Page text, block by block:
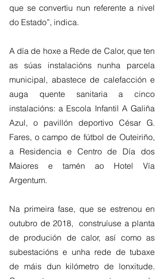
que se convertiu nun referente a nivel
do Estado”, indica.
A día de hoxe a Rede de Calor, que ten
as súas instalacións nunha parcela
municipal, abastece de calefacción e
auga quente sanitaria a cinco
instalacións: a Escola Infantil A Galiña
Azul, o pavillón deportivo César G.
Fares, o campo de fútbol de Outeiriño,
a Residencia e Centro de Día dos
Maiores e tamén ao Hotel Vía
Argentum.
Na primeira fase, que se estrenou en
outubro de 2018,  construíuse a planta
de produción de calor, así como as
subestacións e unha rede de tubaxe
de máis dun kilómetro de lonxitude.